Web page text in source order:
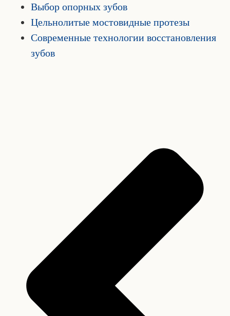
Выбор опорных зубов
Цельнолитые мостовидные протезы
Современные технологии восстановления
зубов